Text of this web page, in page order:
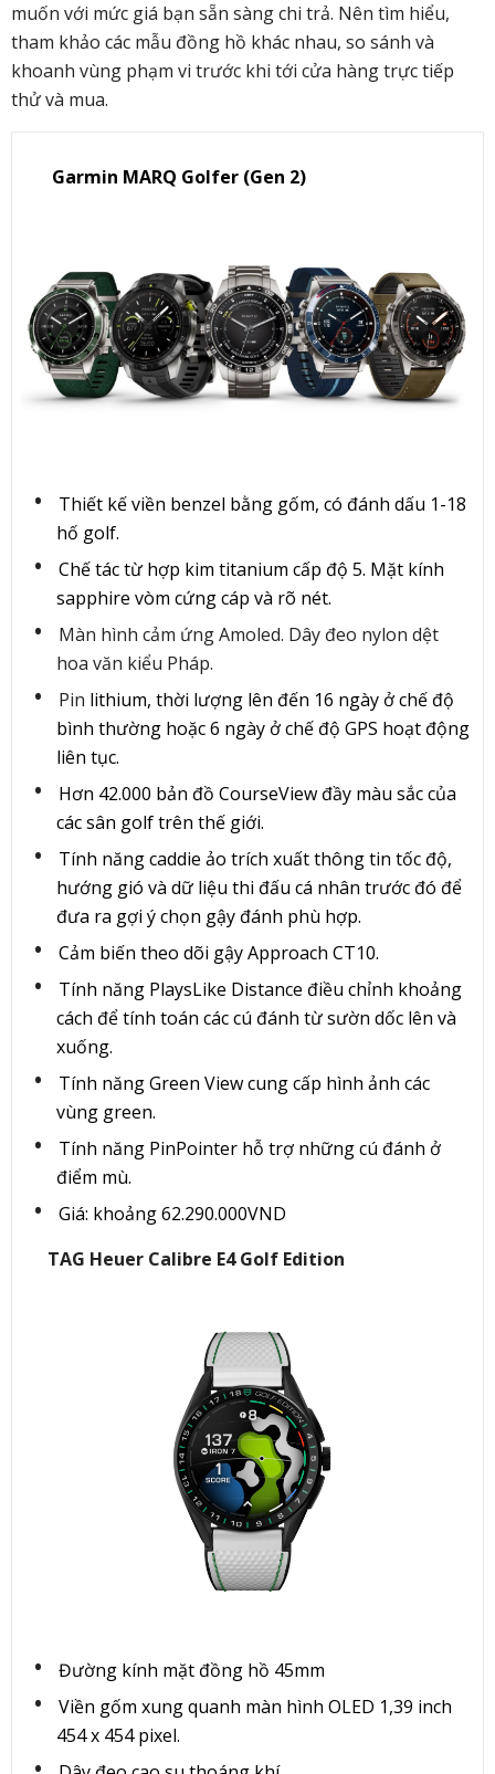
muốn với mức giá bạn sẵn sàng chi trả. Nên tìm hiểu,
tham khảo các mẫu đồng hồ khác nhau, so sánh và
khoanh vùng phạm vi trước khi tới cửa hàng trực tiếp
thử và mua.
Garmin MARQ Golfer (Gen 2)
Thiết kế viền benzel bằng gốm, có đánh dấu 1-18
hố golf.
Chế tác từ hợp kim titanium cấp độ 5. Mặt kính
sapphire vòm cứng cáp và rõ nét.
Màn hình cảm ứng Amoled. Dây đeo nylon dệt
hoa văn kiểu Pháp.
Pin lithium, thời lượng lên đến 16 ngày ở chế độ
bình thường hoặc 6 ngày ở chế độ GPS hoạt động
liên tục.
Hơn 42.000 bản đồ CourseView đầy màu sắc của
các sân golf trên thế giới.
Tính năng caddie ảo trích xuất thông tin tốc độ,
hướng gió và dữ liệu thi đấu cá nhân trước đó để
đưa ra gợi ý chọn gậy đánh phù hợp.
Cảm biến theo dõi gậy Approach CT10.
Tính năng PlaysLike Distance điều chỉnh khoảng
cách để tính toán các cú đánh từ sườn dốc lên và
xuống.
Tính năng Green View cung cấp hình ảnh các
vùng green.
Tính năng PinPointer hỗ trợ những cú đánh ở
điểm mù.
Giá: khoảng 62.290.000VND
TAG Heuer Calibre E4 Golf Edition
Đường kính mặt đồng hồ 45mm
Viền gốm xung quanh màn hình OLED 1,39 inch
454 x 454 pixel.